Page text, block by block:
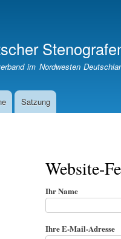
im Nordwesten
Satzung
Website-
Ihr Name
Ihre E-Mail-Adresse